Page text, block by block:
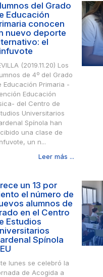
del Grado
Educación
conocen
nuevo deporte
el
(2019.11.20) Los
de 4º del Grado
Educación Primaria -
Educación
del Centro de
Universitarios
Spínola han
una clase de
un n...
Leer más ...
un 13 por
el número de
alumnos de
en el Centro
Estudios
Spínola
lunes se celebró la
de Acogida a